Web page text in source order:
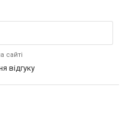
сайті
відгуку